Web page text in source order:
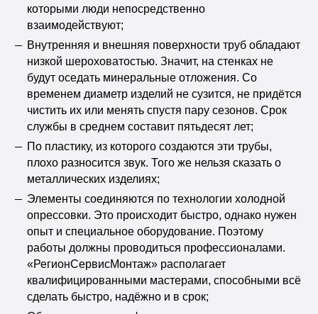
которыми люди непосредственно
взаимодействуют;
Внутренняя и внешняя поверхности труб обладают
низкой шероховатостью. Значит, на стенках не
будут оседать минеральные отложения. Со
временем диаметр изделий не сузится, не придётся
чистить их или менять спустя пару сезонов. Срок
службы в среднем составит пятьдесят лет;
По пластику, из которого создаются эти трубы,
плохо разносится звук. Того же нельзя сказать о
металлических изделиях;
Элементы соединяются по технологии холодной
опрессовки. Это происходит быстро, однако нужен
опыт и специальное оборудование. Поэтому
работы должны проводиться профессионалами.
«РегионСервисМонтаж» располагает
квалифицированными мастерами, способными всё
сделать быстро, надёжно и в срок;